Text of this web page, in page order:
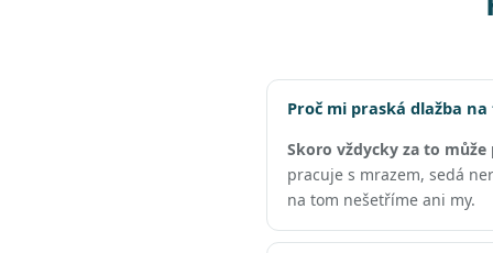
Proč mi praská dlažba na
Skoro vždycky za to může
pracuje s mrazem, sedá
na tom nešetříme ani my.